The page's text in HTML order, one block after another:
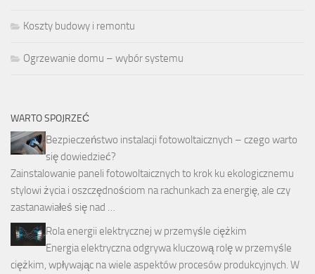
Koszty budowy i remontu
Ogrzewanie domu – wybór systemu
WARTO SPOJRZEĆ
Bezpieczeństwo instalacji fotowoltaicznych – czego warto
się dowiedzieć?
Zainstalowanie paneli fotowoltaicznych to krok ku ekologicznemu
stylowi życia i oszczędnościom na rachunkach za energię, ale czy
zastanawiałeś się nad …
Rola energii elektrycznej w przemyśle ciężkim
Energia elektryczna odgrywa kluczową rolę w przemyśle
ciężkim, wpływając na wiele aspektów procesów produkcyjnych. W